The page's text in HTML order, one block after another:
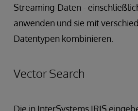
Streaming-Daten -
anwenden und sie mit
Datentypen kombinieren.
Vector Search
Die in InterSystems IRIS